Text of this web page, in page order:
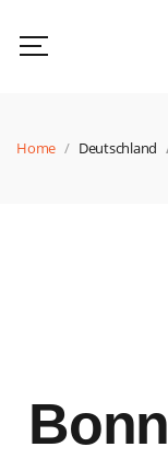
Home Deutschland
Bonn